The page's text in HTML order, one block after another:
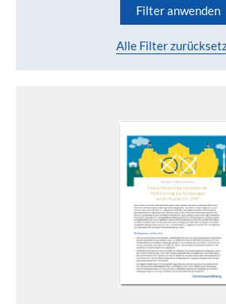
Filter anwenden
Alle Filter